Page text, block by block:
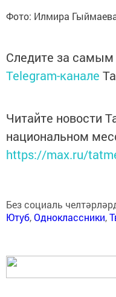
Фото: Илмира
Следите за
Telegram-канале
Читайте новости
национальном
https://max.ru/
Без социаль
Ютуб,Одноклассники,